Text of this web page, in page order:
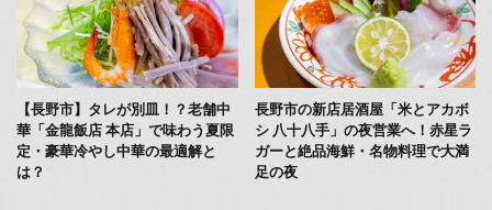
【長野市】タレが別皿！？老舗中
華「金龍飯店 本店」で味わう夏限
定・豪華冷やし中華の最適解と
は？
長野市の新店居酒屋「米とアカボ
シ 八十八手」の夜営業へ！赤星ラ
ガーと絶品海鮮・名物料理で大満
足の夜